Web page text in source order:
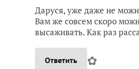
Даруся, уже даже не
Вам же совсем скоро
высаживать. Как раз
Ответить ✿